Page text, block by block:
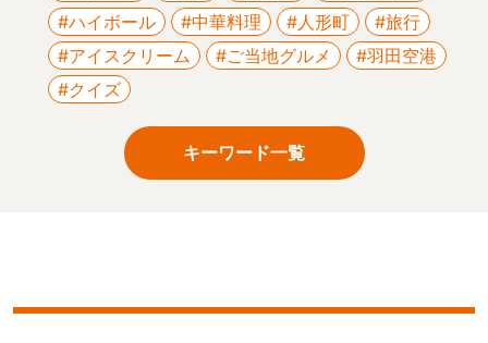
#ハイボール
#中華料理 #人形町
#旅行
#アイスクリーム
#ご当地グルメ
#羽田空港
#クイズ
キーワード一覧